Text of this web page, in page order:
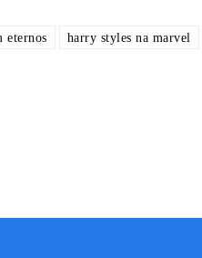
eternos harry styles na marvel